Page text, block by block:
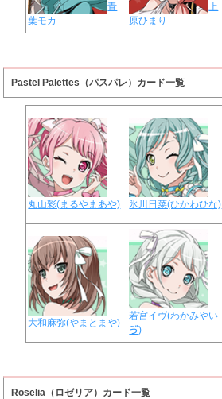
青
葉モカ
上
原ひまり
Pastel Palettes（パスパレ）カード一覧
丸山彩(まるやまあや) 氷川日菜(ひかわひな)
大和麻弥(やまとまや)
若宮イヴ(わかみやい
ゔ)
Roselia（ロゼリア）カード一覧